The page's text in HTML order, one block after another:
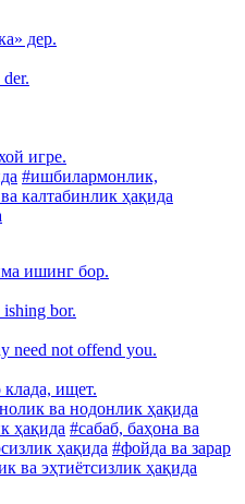
дер.
игре.
#ишбилармонлик,
калтабинлик ҳақида
ишинг бор.
ishing bor.
need not offend you.
клада, ищет.
ва нодонлик ҳақида
ҳақида #сабаб, баҳона ва
ҳақида #фойда ва зарар
ва эҳтиётсизлик ҳақида